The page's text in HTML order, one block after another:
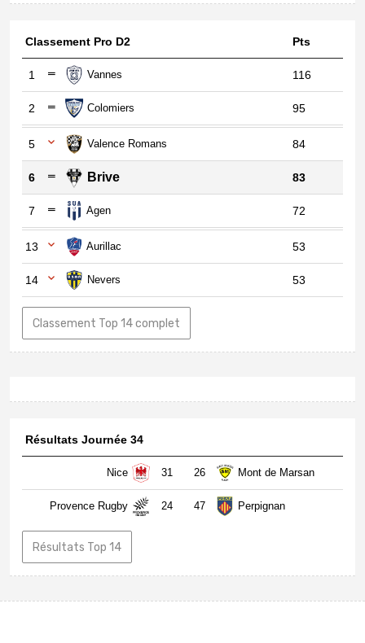
Classement Pro D2 Pts
1 Vannes 116
2 Colomiers 95
5 Valence Romans 84
6 Brive 83
7 Agen 72
13 Aurillac 53
14 Nevers 53
Classement Top 14 complet
Résultats Journée 34
Nice 31 26 Mont de Marsan
Provence Rugby 24 47 Perpignan
Résultats Top 14